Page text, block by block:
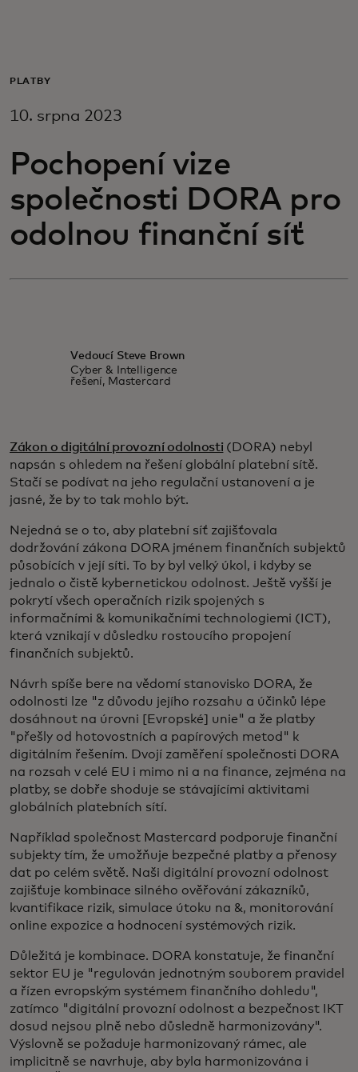
Pro firmy
Pro inovátory
Novinky a trendy
PLATBY
10. srpna 2023
Pochopení vize
společnosti DORA pro
odolnou finanční síť
Vedoucí Steve Brown
Cyber & Intelligence
řešení, Mastercard
Zákon o digitální provozní odolnosti (DORA) nebyl
napsán s ohledem na řešení globální platební sítě.
Stačí se podívat na jeho regulační ustanovení a je
jasné, že by to tak mohlo být.
Nejedná se o to, aby platební síť zajišťovala
dodržování zákona DORA jménem finančních subjektů
působících v její síti. To by byl velký úkol, i kdyby se
jednalo o čistě kybernetickou odolnost. Ještě vyšší je
pokrytí všech operačních rizik spojených s
informačními & komunikačními technologiemi (ICT),
která vznikají v důsledku rostoucího propojení
finančních subjektů.
Návrh spíše bere na vědomí stanovisko DORA, že
odolnosti lze "z důvodu jejího rozsahu a účinků lépe
dosáhnout na úrovni [Evropské] unie" a že platby
"přešly od hotovostních a papírových metod" k
digitálním řešením. Dvojí zaměření společnosti DORA
na rozsah v celé EU i mimo ni a na finance, zejména na
platby, se dobře shoduje se stávajícími aktivitami
globálních platebních sítí.
Například společnost Mastercard podporuje finanční
subjekty tím, že umožňuje bezpečné platby a přenosy
dat po celém světě. Naši digitální provozní odolnost
zajišťuje kombinace silného ověřování zákazníků,
kvantifikace rizik, simulace útoku na &, monitorování
online expozice a hodnocení systémových rizik.
Důležitá je kombinace. DORA konstatuje, že finanční
sektor EU je "regulován jednotným souborem pravidel
a řízen evropským systémem finančního dohledu",
zatímco "digitální provozní odolnost a bezpečnost IKT
dosud nejsou plně nebo důsledně harmonizovány".
Výslovně se požaduje harmonizovaný rámec, ale
implicitně se navrhuje, aby byla harmonizována i